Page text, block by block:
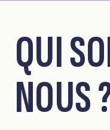
QUI
NOUS